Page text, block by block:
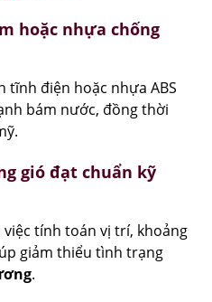
hoặc nhựa chống
tĩnh điện hoặc nhựa ABS
bám nước, đồng thời
gió đạt chuẩn kỹ
tính toán vị trí, khoảng
giảm thiểu tình trạng
.